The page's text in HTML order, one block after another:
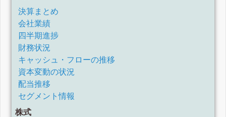
決算まとめ
会社業績
四半期進捗
財務状況
キャッシュ・フローの推移
資本変動の状況
配当推移
セグメント情報
株式